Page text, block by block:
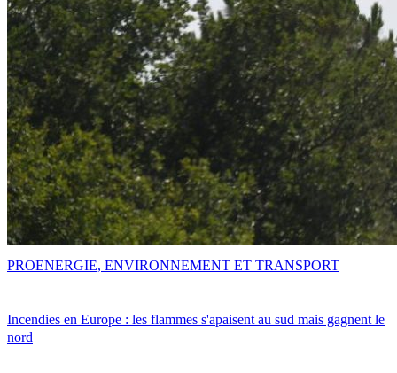
Incendies en Europe : les flammes s'apaisent au sud mais gagnent le
nord
PROENERGIE, ENVIRONNEMENT ET TRANSPORT